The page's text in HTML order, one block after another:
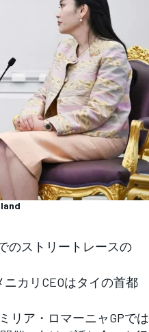
のストリートレースの
カリCEOはタイの首都
リア・ロマーニャGPでは